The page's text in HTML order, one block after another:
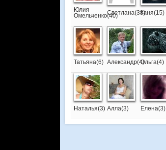
Юлия
Омельченко(40)Светлана(38)таня(15)
Татьяна(6) Александр(4)Ольга(4)
Наталья(3) Алла(3) Елена(3)